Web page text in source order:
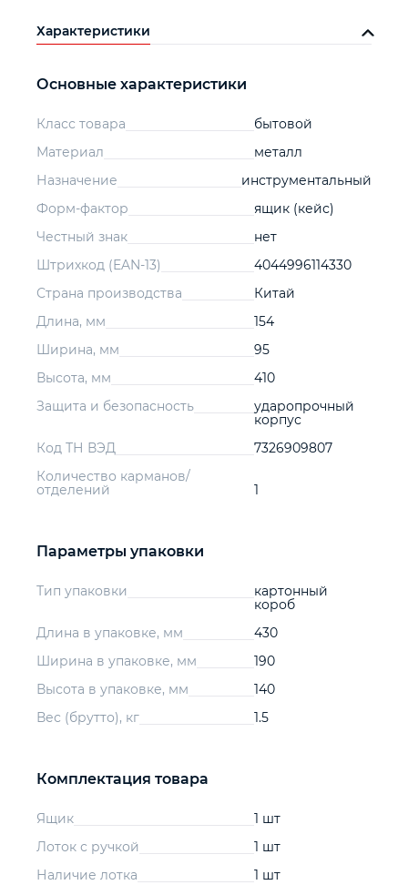
Характеристики
Основные характеристики
Класс товара
бытовой
Материал
металл
Назначение
инструментальный
Форм-фактор
ящик (кейс)
Честный знак
нет
Штрихкод (EAN-13)
4044996114330
Страна производства
Китай
Длина, мм
154
Ширина, мм
95
Высота, мм
410
Защита и безопасность
ударопрочный
корпус
Код ТН ВЭД
7326909807
Количество карманов/
отделений
1
Параметры упаковки
Тип упаковки
картонный
короб
Длина в упаковке, мм
430
Ширина в упаковке, мм
190
Высота в упаковке, мм
140
Вес (брутто), кг
1.5
Комплектация товара
Ящик
1 шт
Лоток с ручкой
1 шт
Наличие лотка
1 шт